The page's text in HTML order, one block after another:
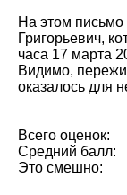
На этом письмо
Григорьевич,
часа 17 марта
Видимо,
оказалось для
Всего оценок:
Средний балл:
Это смешно: